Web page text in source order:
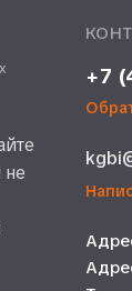
не
+7